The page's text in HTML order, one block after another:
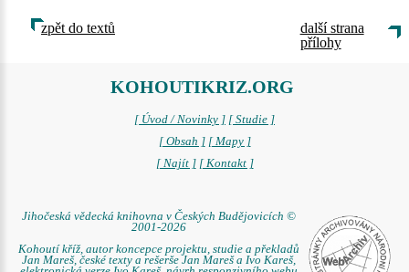
zpět do textů
další strana
přílohy
KOHOUTIKRIZ.ORG
[ Úvod / Novinky ] [ Studie ]
[ Obsah ] [ Mapy ]
[ Najít ] [ Kontakt ]
Jihočeská vědecká knihovna v Českých Budějovicích ©
2001-2026
Kohoutí kříž, autor koncepce projektu, studie a překladů
Jan Mareš, české texty a rešerše Jan Mareš a Ivo Kareš,